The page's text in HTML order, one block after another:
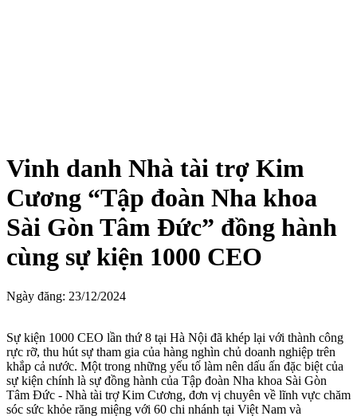
Vinh danh Nhà tài trợ Kim
Cương “Tập đoàn Nha khoa
Sài Gòn Tâm Đức” đồng hành
cùng sự kiện 1000 CEO
Ngày đăng: 23/12/2024
Sự kiện 1000 CEO lần thứ 8 tại Hà Nội đã khép lại với thành công
rực rỡ, thu hút sự tham gia của hàng nghìn chủ doanh nghiệp trên
khắp cả nước. Một trong những yếu tố làm nên dấu ấn đặc biệt của
sự kiện chính là sự đồng hành của Tập đoàn Nha khoa Sài Gòn
Tâm Đức - Nhà tài trợ Kim Cương, đơn vị chuyên về lĩnh vực chăm
sóc sức khỏe răng miệng với 60 chi nhánh tại Việt Nam và